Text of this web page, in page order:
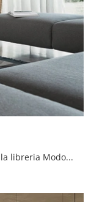
Finiture di pregio e forme decise: scopri la libreria Modo Comp M6C95 di Sangiacomo tra le più esclusive Librerie moderne componibili.